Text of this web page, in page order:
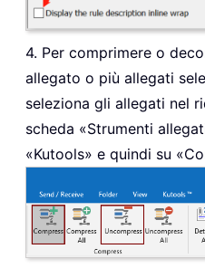
4. Per comprimere o
allegato o più allegati
seleziona gli allegati nel
scheda «Strumenti
«Kutools» e quindi su